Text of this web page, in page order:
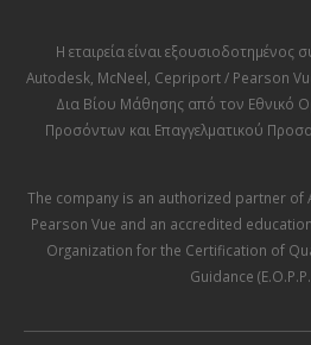
Η εταιρεία είναι εξουσιοδοτημένος
Autodesk, McNeel Cepriport / Pearson
Δια Βίου Μάθησης από τον Εθνικό
Προσόντων και Επαγγελματικού
The company is an authorized partner of
Pearson Vue and an accredited
Organization for the Certification of
Guidance